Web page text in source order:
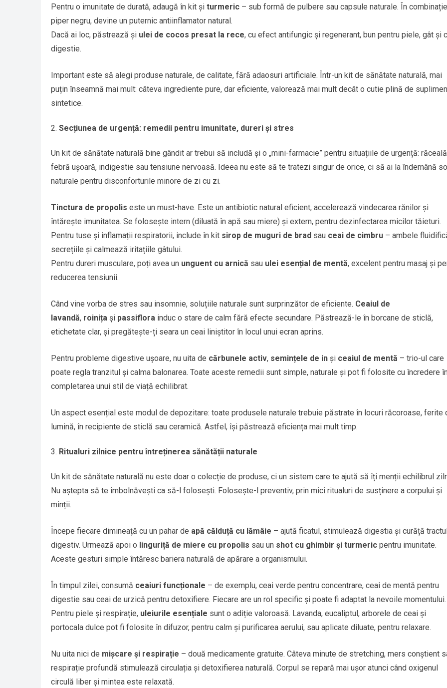
Pentru o imunitate de durată, adaugă în kit și turmeric – sub formă de pulbere sau capsule naturale. În
piper negru, devine un puternic antiinflamator natural.
Dacă ai loc, păstrează și ulei de cocos presat la rece, cu efect antifungic și regenerant, bun pentru piele, gât și
digestie.
Important este să alegi produse naturale, de calitate, fără adaosuri artificiale. Într-un kit de sănătate naturală, mai
puțin înseamnă mai mult: câteva ingrediente pure, dar eficiente, valorează mai mult decât o cutie plină de
sintetice.
Secțiunea de urgență: remedii pentru imunitate, dureri și stres
Un kit de sănătate naturală bine gândit ar trebui să includă și o „mini-farmacie” pentru situațiile de urgență:
febră ușoară, indigestie sau tensiune nervoasă. Ideea nu este să te tratezi singur de orice, ci să ai la îndemână
naturale pentru disconforturile minore de zi cu zi.
Tinctura de propolis este un must-have. Este un antibiotic natural eficient, accelerează vindecarea rănilor și
întărește imunitatea. Se folosește intern (diluată în apă sau miere) și extern, pentru dezinfectarea micilor tăieturi.
Pentru tuse și inflamații respiratorii, include în kit sirop de muguri de brad sau ceai de cimbru – ambele
secrețiile și calmează iritațiile gâtului.
Pentru dureri musculare, poți avea un unguent cu arnică sau ulei esențial de mentă, excelent pentru masaj și
reducerea tensiunii.
Când vine vorba de stres sau insomnie, soluțiile naturale sunt surprinzător de eficiente. Ceaiul de
lavandă, roinița și passiflora induc o stare de calm fără efecte secundare. Păstrează-le în borcane de sticlă,
etichetate clar, și pregătește-ți seara un ceai liniștitor în locul unui ecran aprins.
Pentru probleme digestive ușoare, nu uita de cărbunele activ, semințele de in și ceaiul de mentă – trio-ul care
poate regla tranzitul și calma balonarea. Toate aceste remedii sunt simple, naturale și pot fi folosite cu încredere
completarea unui stil de viață echilibrat.
Un aspect esențial este modul de depozitare: toate produsele naturale trebuie păstrate în locuri răcoroase, ferite
lumină, în recipiente de sticlă sau ceramică. Astfel, își păstrează eficiența mai mult timp.
Ritualuri zilnice pentru întreținerea sănătății naturale
Un kit de sănătate naturală nu este doar o colecție de produse, ci un sistem care te ajută să îți menții echilibrul
Nu aștepta să te îmbolnăvești ca să-l folosești. Folosește-l preventiv, prin mici ritualuri de susținere a corpului și
minții.
Începe fiecare dimineață cu un pahar de apă călduță cu lămâie – ajută ficatul, stimulează digestia și curăță
digestiv. Urmează apoi o linguriță de miere cu propolis sau un shot cu ghimbir și turmeric pentru imunitate.
Aceste gesturi simple întăresc bariera naturală de apărare a organismului.
În timpul zilei, consumă ceaiuri funcționale – de exemplu, ceai verde pentru concentrare, ceai de mentă pentru
digestie sau ceai de urzică pentru detoxifiere. Fiecare are un rol specific și poate fi adaptat la nevoile momentului.
Pentru piele și respirație, uleiurile esențiale sunt o adiție valoroasă. Lavanda, eucaliptul, arborele de ceai și
portocala dulce pot fi folosite în difuzor, pentru calm și purificarea aerului, sau aplicate diluate, pentru relaxare.
Nu uita nici de mișcare și respirație – două medicamente gratuite. Câteva minute de stretching, mers conștient
respirație profundă stimulează circulația și detoxifierea naturală. Corpul se repară mai ușor atunci când oxigenul
circulă liber și mintea este relaxată.